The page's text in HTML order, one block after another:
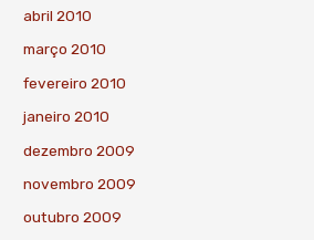
abril 2010
março 2010
fevereiro 2010
janeiro 2010
dezembro 2009
novembro 2009
outubro 2009